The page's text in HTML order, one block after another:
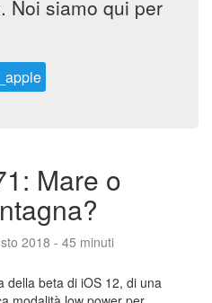
Noi siamo qui per
Mare o
2018 - 45 minuti
della beta di iOS 12, di una